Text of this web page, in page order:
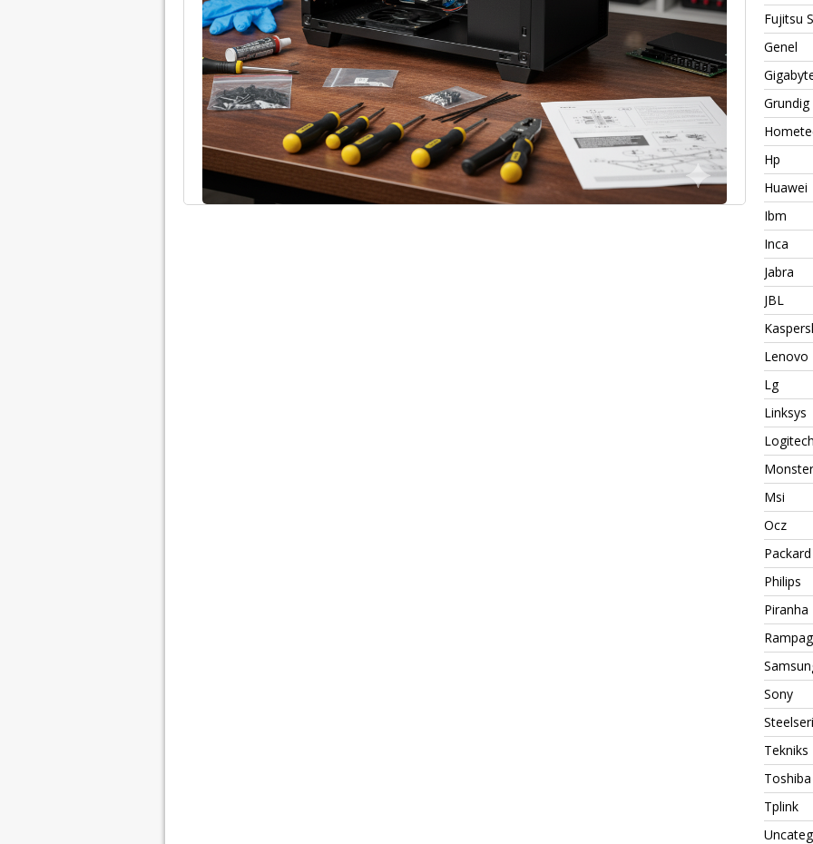
Fujitsu
Genel
Grundig
Hp
Huawei
Ibm
Inca
Jabra
JBL
Lenovo
Lg
Linksys
Logitech
Monster
Msi
Ocz
Philips
Piranha
Sony
Tekniks
Toshiba
Tplink